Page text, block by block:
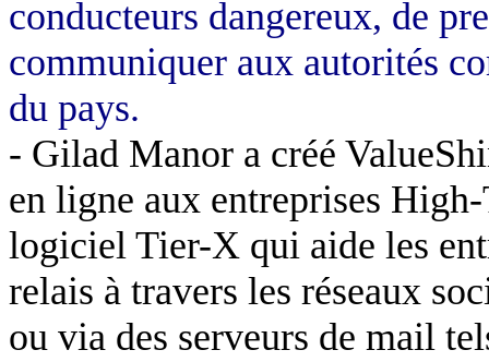
conducteurs dangereux, de
communiquer aux autorités
du pays.
- Gilad Manor a créé
en ligne aux entreprises High-
logiciel Tier-X qui aide les
relais à travers les réseaux
ou via des serveurs de mail